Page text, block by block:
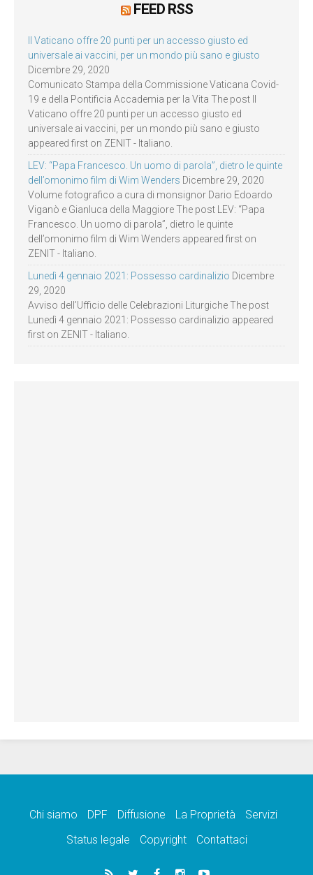
FEED RSS
Il Vaticano offre 20 punti per un accesso giusto ed
universale ai vaccini, per un mondo più sano e giusto
Dicembre 29, 2020
Comunicato Stampa della Commissione Vaticana Covid-
19 e della Pontificia Accademia per la Vita The post Il
Vaticano offre 20 punti per un accesso giusto ed
universale ai vaccini, per un mondo più sano e giusto
appeared first on ZENIT - Italiano.
LEV: “Papa Francesco. Un uomo di parola”, dietro le quinte
dell’omonimo film di Wim Wenders Dicembre 29, 2020
Volume fotografico a cura di monsignor Dario Edoardo
Viganò e Gianluca della Maggiore The post LEV: “Papa
Francesco. Un uomo di parola”, dietro le quinte
dell’omonimo film di Wim Wenders appeared first on
ZENIT - Italiano.
Lunedì 4 gennaio 2021: Possesso cardinalizio Dicembre
29, 2020
Avviso dell’Ufficio delle Celebrazioni Liturgiche The post
Lunedì 4 gennaio 2021: Possesso cardinalizio appeared
first on ZENIT - Italiano.
Chi siamo DPF Diffusione La Proprietà
Servizi
Status legale
Copyright Contattaci